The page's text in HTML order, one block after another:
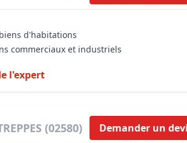
d'habitations
commerciaux et industriels
l'expert
(02580) Demander un